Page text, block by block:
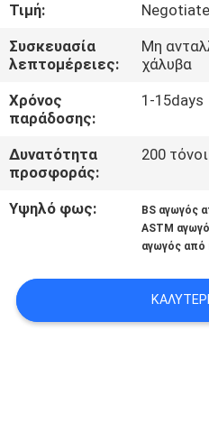
ΜΑΣ
ΕΛΆΤΕ
ΕΠΑΦΉ
ΜΕ
ΕΙΔΉΣΕΙΣ
ΈΝΑ
ΑΠΌΣΠΑΣΜΑ
Τιμή:
Negotiate
Συσκευασία
λεπτομέρειες:
Μη
χάλυβα
Χρόνος
παράδοσης:
1-15days
Δυνατότητα
προσφοράς:
200
Υψηλό φως: BS αγωγός
ASTM
αγωγός από